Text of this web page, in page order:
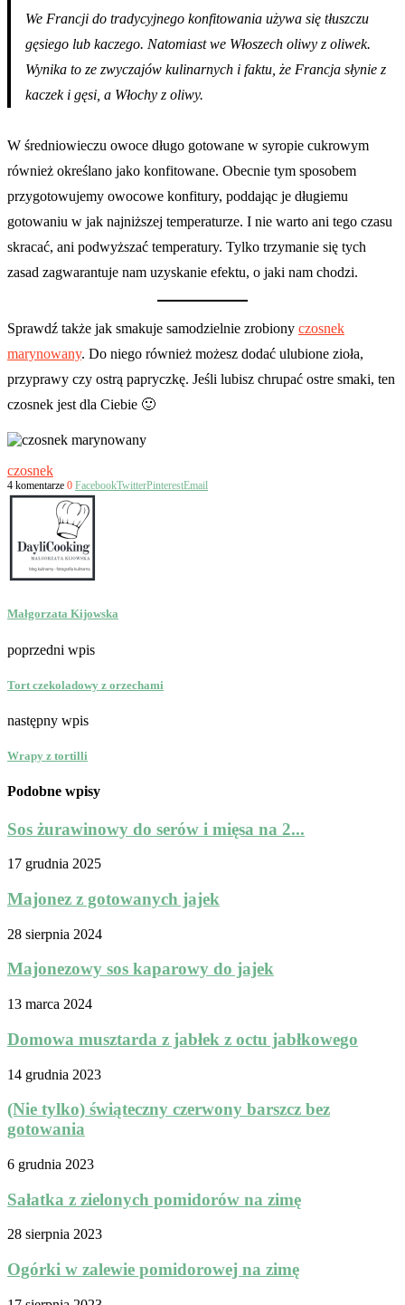
We Francji do tradycyjnego konfitowania używa się tłuszczu
gęsiego lub kaczego. Natomiast we Włoszech oliwy z oliwek.
Wynika to ze zwyczajów kulinarnych i faktu, że Francja słynie z
kaczek i gęsi, a Włochy z oliwy.
W średniowieczu owoce długo gotowane w syropie cukrowym
również określano jako konfitowane. Obecnie tym sposobem
przygotowujemy owocowe konfitury, poddając je długiemu
gotowaniu w jak najniższej temperaturze. I nie warto ani tego czasu
skracać, ani podwyższać temperatury. Tylko trzymanie się tych
zasad zagwarantuje nam uzyskanie efektu, o jaki nam chodzi.
Sprawdź także jak smakuje samodzielnie zrobiony czosnek
marynowany. Do niego również możesz dodać ulubione zioła,
przyprawy czy ostrą papryczkę. Jeśli lubisz chrupać ostre smaki, ten
czosnek jest dla Ciebie 🙂
czosnek
4 komentarze 0 FacebookTwitterPinterestEmail
Małgorzata Kijowska
poprzedni wpis
Tort czekoladowy z orzechami
następny wpis
Wrapy z tortilli
Podobne wpisy
Sos żurawinowy do serów i mięsa na 2...
17 grudnia 2025
Majonez z gotowanych jajek
28 sierpnia 2024
Majonezowy sos kaparowy do jajek
13 marca 2024
Domowa musztarda z jabłek z octu jabłkowego
14 grudnia 2023
(Nie tylko) świąteczny czerwony barszcz bez
gotowania
6 grudnia 2023
Sałatka z zielonych pomidorów na zimę
28 sierpnia 2023
Ogórki w zalewie pomidorowej na zimę